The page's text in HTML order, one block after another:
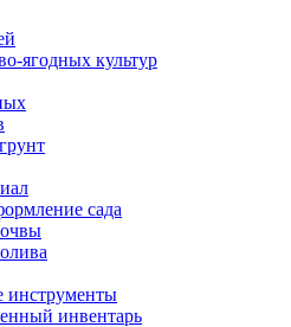
ягодных культур
сада
инструменты
инвентарь